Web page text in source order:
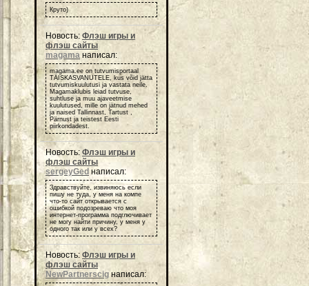
Круто)
Новость: Флэш игры и
флэш сайты
magama написал:
magama.ee on tutvumisportaal
TÄISKASVANUTELE, kus võid jätta
tutvumiskuulutusi ja vastata neile.
Magamaklubis leiad tutvuse,
suhtluse ja muu ajaveetmise
kuulutused, mille on jätnud mehed
ja naised Tallinnast, Tartust ,
Pärnust ja teistest Eesti
piirkondadest.
Новость: Флэш игры и
флэш сайты
sergeyGed написал:
Здравствуйте, извиняюсь если
пишу не туда, у меня на компе
что-то сайт открывается с
ошибкой подозреваю что моя
интернет-программа подглючивает
не могу найти причину, у меня у
одного так или у всех?
Новость: Флэш игры и
флэш сайты
NewPartnerscig написал: